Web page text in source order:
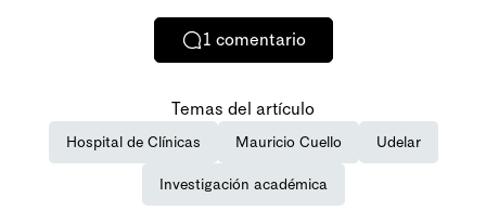
1 comentario
Temas del artículo
Hospital de Clínicas Mauricio Cuello Udelar
Investigación académica